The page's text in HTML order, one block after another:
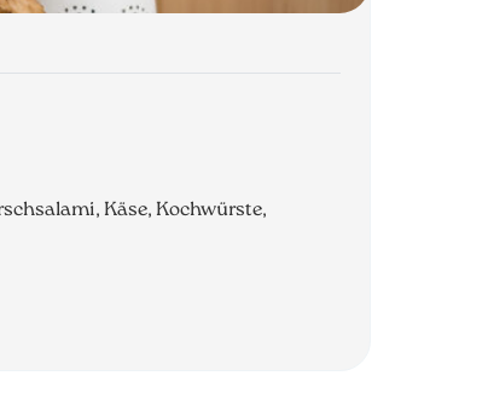
Käse, Kochwürste,